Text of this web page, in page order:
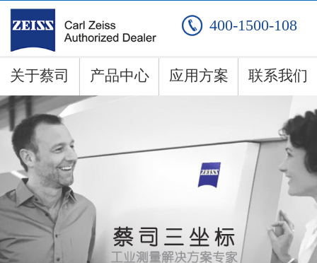
400-1500-108
关于蔡司 产品中心 应用方案 联系我们